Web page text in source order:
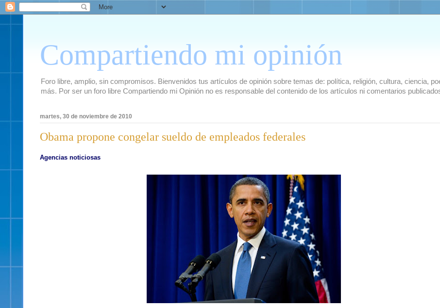
Compartiendo mi opinión
Foro libre, amplio, sin compromisos. Bienvenidos tus artículos de opinión sobre temas de: política, religión, cultura, ciencia,
más. Por ser un foro libre Compartiendo mi Opinión no es responsable del contenido de los artículos ni comentarios
martes, 30 de noviembre de 2010
Obama propone congelar sueldo de empleados federales
Agencias noticiosas